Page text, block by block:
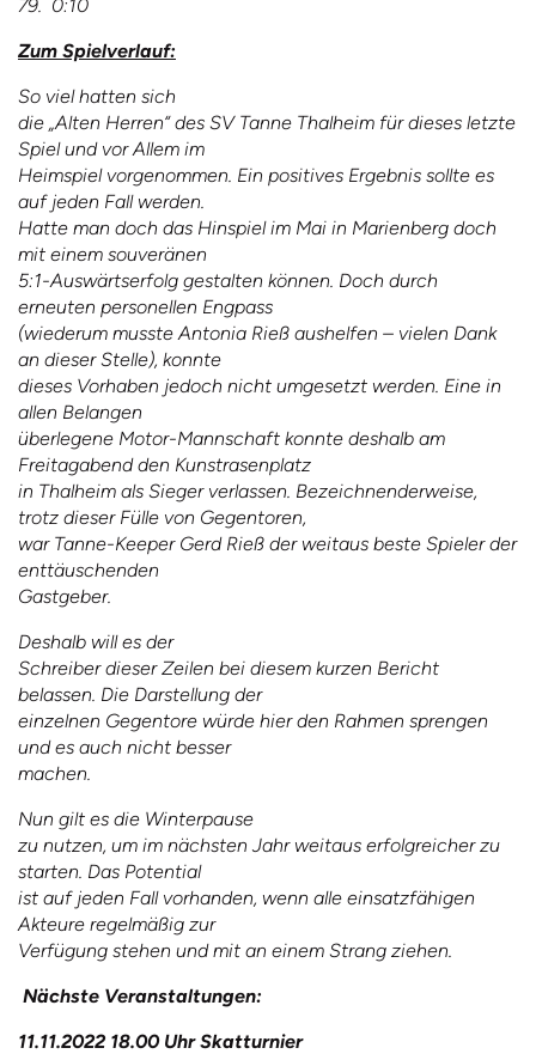
79. 0:10
Zum Spielverlauf:
So viel hatten sich
die „Alten Herren“ des SV Tanne Thalheim für dieses letzte
Spiel und vor Allem im
Heimspiel vorgenommen. Ein positives Ergebnis sollte es
auf jeden Fall werden.
Hatte man doch das Hinspiel im Mai in Marienberg doch
mit einem souveränen
5:1-Auswärtserfolg gestalten können. Doch durch
erneuten personellen Engpass
(wiederum musste Antonia Rieß aushelfen – vielen Dank
an dieser Stelle), konnte
dieses Vorhaben jedoch nicht umgesetzt werden. Eine in
allen Belangen
überlegene Motor-Mannschaft konnte deshalb am
Freitagabend den Kunstrasenplatz
in Thalheim als Sieger verlassen. Bezeichnenderweise,
trotz dieser Fülle von Gegentoren,
war Tanne-Keeper Gerd Rieß der weitaus beste Spieler der
enttäuschenden
Gastgeber.
Deshalb will es der
Schreiber dieser Zeilen bei diesem kurzen Bericht
belassen. Die Darstellung der
einzelnen Gegentore würde hier den Rahmen sprengen
und es auch nicht besser
machen.
Nun gilt es die Winterpause
zu nutzen, um im nächsten Jahr weitaus erfolgreicher zu
starten. Das Potential
ist auf jeden Fall vorhanden, wenn alle einsatzfähigen
Akteure regelmäßig zur
Verfügung stehen und mit an einem Strang ziehen.
Nächste Veranstaltungen:
11.11.2022 18.00 Uhr Skatturnier